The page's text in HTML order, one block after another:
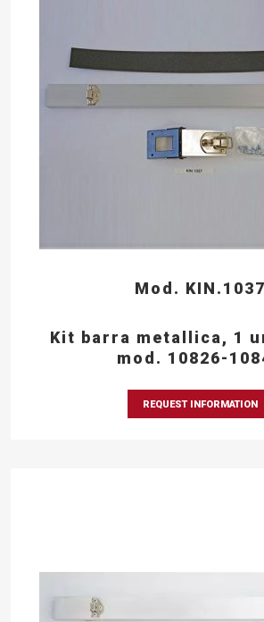
Mod. KIN.1037
Kit barra metallica, 1
mod. 10826-
REQUEST INFORMATION